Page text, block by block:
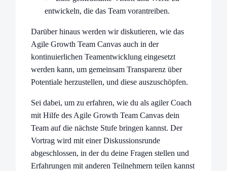
entwickeln, die das Team vorantreiben.
Darüber hinaus werden wir diskutieren, wie das
Agile Growth Team Canvas auch in der
kontinuierlichen Teamentwicklung eingesetzt
werden kann, um gemeinsam Transparenz über
Potentiale herzustellen, und diese auszuschöpfen.
Sei dabei, um zu erfahren, wie du als agiler Coach
mit Hilfe des Agile Growth Team Canvas dein
Team auf die nächste Stufe bringen kannst. Der
Vortrag wird mit einer Diskussionsrunde
abgeschlossen, in der du deine Fragen stellen und
Erfahrungen mit anderen Teilnehmern teilen kannst